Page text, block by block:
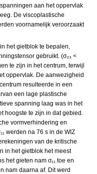
aan het oppervlak
De viscoplastische
voornamelijk veroorzaakt
het gietblok te bepalen,
gebruikt. (σ₃₃ <
te zijn in het centrum, terwijl
oppervlak. De aanwezigheid
resulteerde in een
een lage plastische
spanning laag was in het
hoogste te zijn in dat gebied.
vormverhindering en
werden na 76 s in de WIZ
van de kritische
in het gietblok het meest
het gieten nam σ₁₁ toe en
nam daarna af. Dit werd